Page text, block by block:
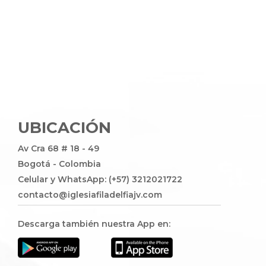
UBICACIÓN
Av Cra 68 # 18 - 49
Bogotá - Colombia
Celular y WhatsApp: (+57) 3212021722
contacto@iglesiafiladelfiajv.com
Descarga también nuestra App en: